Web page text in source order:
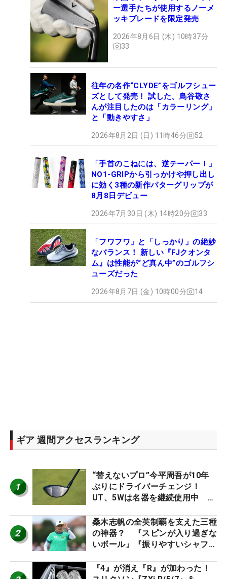
ー選手たちが使用するノーメ
ッキブレードを限定発売
2026年8月6日 (木) 10時37分
33
往年の名作“CLYDE”をゴルフシュー
ズとして発売！ 試した、鳥谷敬さ
んが注目したのは「カラーリング」
と「動きやすさ」
2026年8月2日 (日) 11時46分 52
「手首のこねには、逆テーパー！」
NO1-GRIPから引っかけや押し出し
に効く3種の新作パターグリップが
8月8日デビュー
2026年7月30日 (木) 14時20分 33
「フワフワ」と「しっかり」の絶妙
なバランス！ 新しい『FJクオンタ
ム』は性能が“ど真ん中”のゴルフシ
ューズだった
2026年8月7日 (金) 10時00分 14
ギア 週間アクセスランキング
1
“替えないプロ”今平周吾が10年
ぶりにドライバーチェンジ！
UT、5Wは名器を継続使用中 #
2
桑木志帆の全英制覇を支えた三種
の神器？ 『スピンが入り過ぎな
いボール』『振りやすいシャフ
ー』 #女子プロセッティング
『4』が消え『R』が加わった！